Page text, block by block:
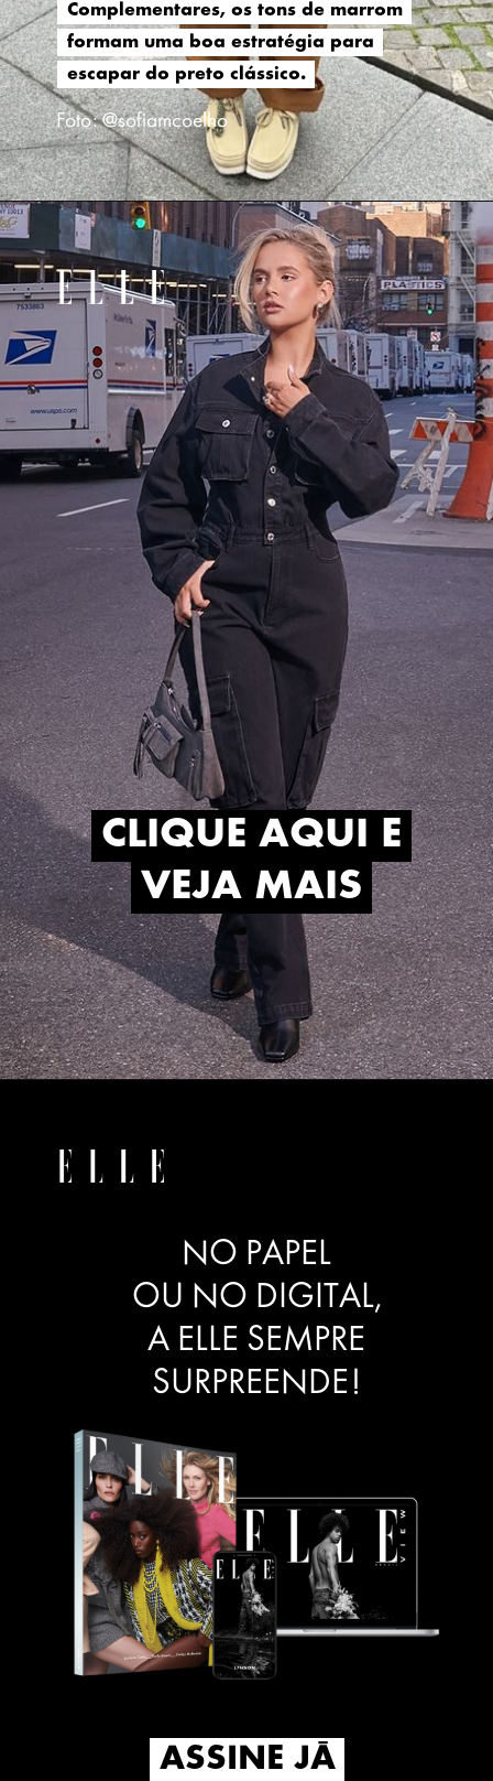
Complementares, os tons de marrom
formam uma boa estratégia para
escapar do preto clássico.
Complementares, os tons de marrom
formam uma boa estratégia para
escapar do preto clássico.
Foto: @sofiamcoelho
CLIQUE AQUI E
VEJA MAIS
CLIQUE AQUI E
VEJA MAIS
NO PAPEL
OU NO DIGITAL,
A ELLE SEMPRE
SURPREENDE!
ASSINE JÁ
ASSINE JÁ